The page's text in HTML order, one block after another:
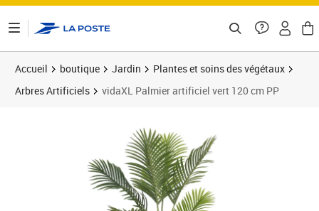
Accueil boutique Jardin
Plantes et soins des végétaux
Arbres Artificiels
vidaXL Palmier artificiel vert 120 cm PP